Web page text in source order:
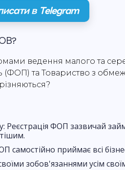
в Telegram
ведення малого та
(ФОП) та Товариство з
Реєстрація ФОП зазвичай
самостійно приймає всі
зобов'язаннями усім